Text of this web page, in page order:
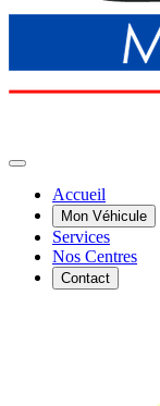
Accueil
Mon Véhicule
Services
Nos Centres
Contact